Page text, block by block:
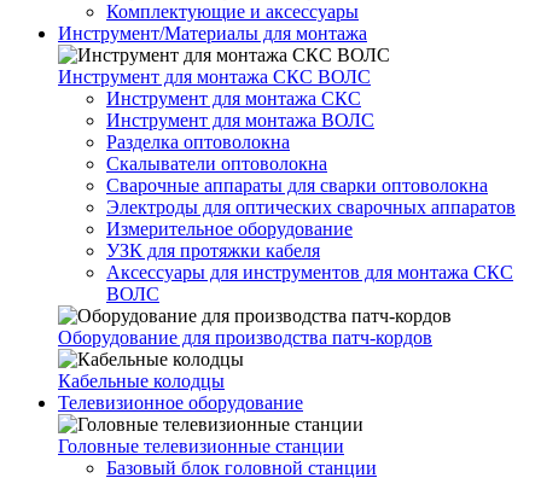
Комплектующие и аксессуары
Инструмент/Материалы для монтажа
Инструмент для монтажа СКС ВОЛС
Инструмент для монтажа СКС
Инструмент для монтажа ВОЛС
Разделка оптоволокна
Скалыватели оптоволокна
Сварочные аппараты для сварки оптоволокна
Электроды для оптических сварочных аппаратов
Измерительное оборудование
УЗК для протяжки кабеля
Аксессуары для инструментов для монтажа СКС
ВОЛС
Оборудование для производства патч-кордов
Кабельные колодцы
Телевизионное оборудование
Головные телевизионные станции
Базовый блок головной станции